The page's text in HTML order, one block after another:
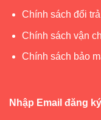
Chính sách đổi trả
Chính sách vận
Chính sách bảo
Nhập Email đăng